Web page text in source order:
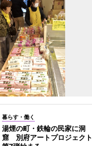
暮らす・働く
湯煙の町・鉄輪の民家に洞
窟 別府アートプロジェクト